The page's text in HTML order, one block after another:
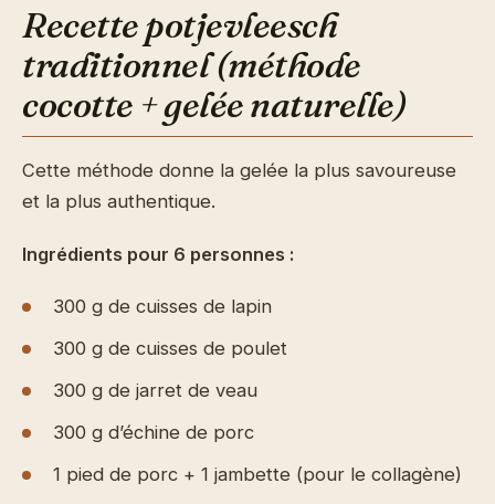
Recette potjevleesch
traditionnel (méthode
cocotte + gelée naturelle)
Cette méthode donne la gelée la plus savoureuse
et la plus authentique.
Ingrédients pour 6 personnes :
300 g de cuisses de lapin
300 g de cuisses de poulet
300 g de jarret de veau
300 g d’échine de porc
1 pied de porc + 1 jambette (pour le collagène)